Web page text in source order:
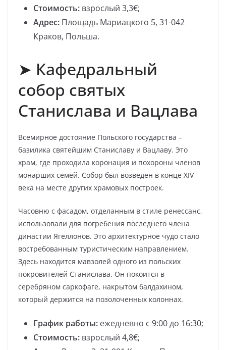
Стоимость: взрослый 3,3€;
Адрес: Площадь Мариацкого 5, 31-042
Краков, Польша.
➤ Кафедральный
собор святых
Станислава и Вацлава
Всемирное достояние Польского государства –
базилика святейшим Станиславу и Вацлаву. Это
храм, где проходила коронация и похороны членов
монарших семей. Собор был возведен в конце XIV
века на месте других храмовых построек.
Часовню с фасадом, отделанным в стиле ренессанс,
использовали для погребения последнего члена
династии Ягеллонов. Это архитектурное чудо стало
востребованным туристическим направлением.
Здесь находится мавзолей одного из польских
покровителей Станислава. Он покоится в
серебряном саркофаге, накрытом балдахином,
который держится на позолоченных колоннах.
График работы: ежедневно с 9:00 до 16:30;
Стоимость: взрослый 4,8€;